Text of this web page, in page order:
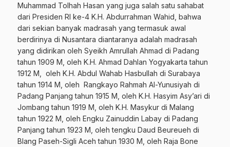
Muhammad Tolhah Hasan yang juga salah satu sahabat
dari Presiden RI ke-4 K.H. Abdurrahman Wahid, bahwa
dari sekian banyak madrasah yang termasuk awal
berdirinya di Nusantara diantaranya adalah madrasah
yang didirikan oleh Syeikh Amrullah Ahmad di Padang
tahun 1909 M, oleh K.H. Ahmad Dahlan Yogyakarta tahun
1912 M, oleh K.H. Abdul Wahab Hasbullah di Surabaya
tahun 1914 M, oleh Rangkayo Rahmah Al-Yunusiyah di
Padang Panjang tahun 1915 M, oleh K.H. Hasyim Asy’ari di
Jombang tahun 1919 M, oleh K.H. Masykur di Malang
tahun 1922 M, oleh Engku Zainuddin Labay di Padang
Panjang tahun 1923 M, oleh tengku Daud Beureueh di
Blang Paseh-Sigli Aceh tahun 1930 M, oleh Raja Bone